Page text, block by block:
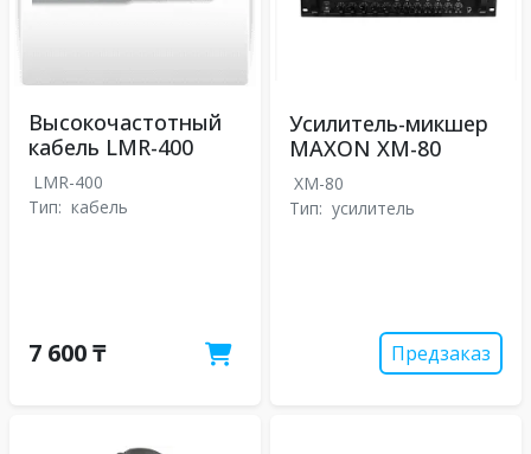
Высокочастотный
кабель LMR-400
LMR-400
Тип: кабель
7 600 ₸
Усилитель-микшер
MAXON XM-80
XM-80
Тип: усилитель
Предзаказ